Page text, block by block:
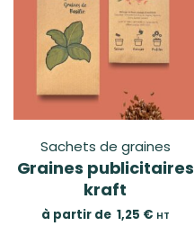
Sachets de graines
Graines publicitaires
kraft
à partir de 1,25 € HT